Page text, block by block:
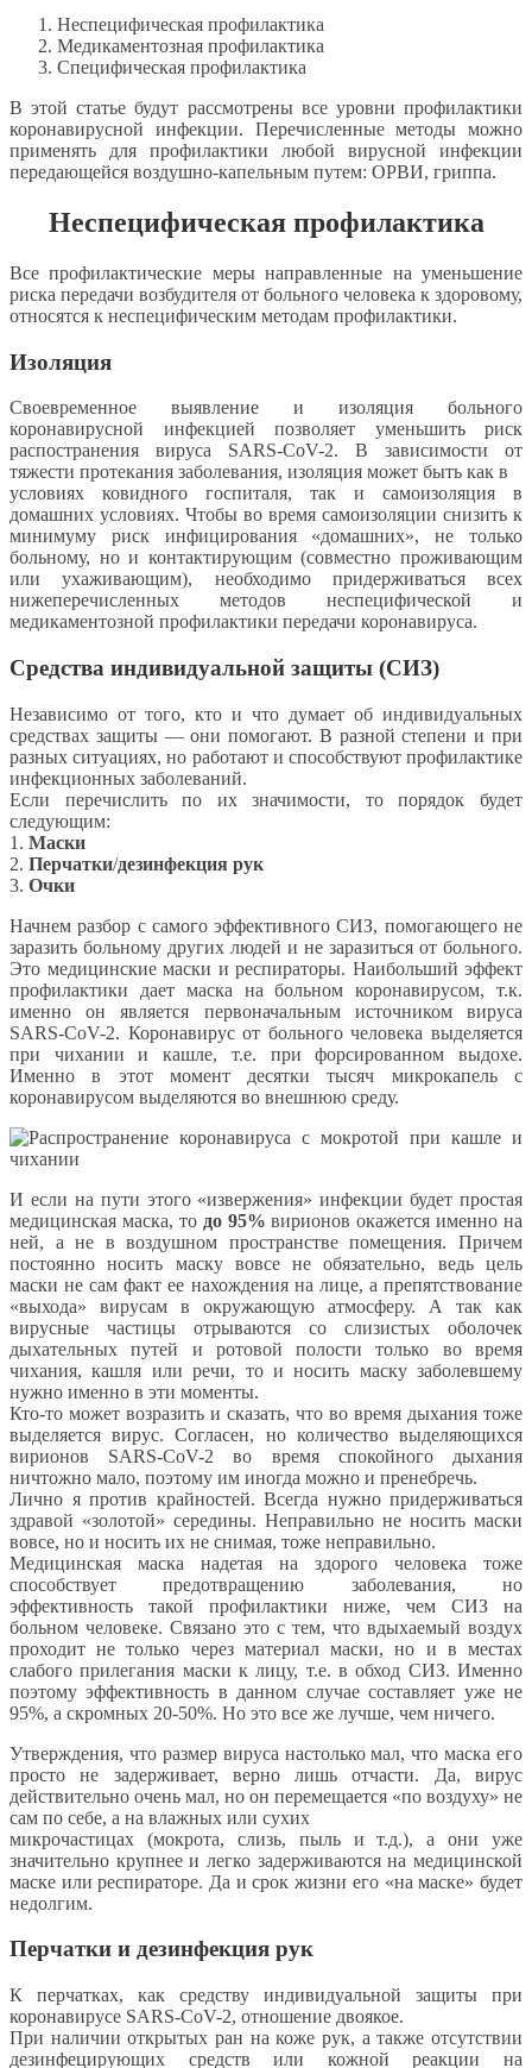
Неспецифическая профилактика
Медикаментозная профилактика
Специфическая профилактика
В этой статье будут рассмотрены все уровни профилактики
коронавирусной инфекции. Перечисленные методы можно
применять для профилактики любой вирусной инфекции
передающейся воздушно-капельным путем: ОРВИ, гриппа.
Неспецифическая профилактика
Все профилактические меры направленные на уменьшение
риска передачи возбудителя от больного человека к здоровому,
относятся к неспецифическим методам профилактики.
Изоляция
Своевременное выявление и изоляция больного
коронавирусной инфекцией позволяет уменьшить риск
распостранения вируса SARS-CoV-2. В зависимости от
тяжести протекания заболевания, изоляция может быть как в
условиях ковидного госпиталя, так и самоизоляция в
домашних условиях. Чтобы во время самоизоляции снизить к
минимуму риск инфицирования «домашних», не только
больному, но и контактирующим (совместно проживающим
или ухаживающим), необходимо придерживаться всех
нижеперечисленных методов неспецифической и
медикаментозной профилактики передачи коронавируса.
Средства индивидуальной защиты (СИЗ)
Независимо от того, кто и что думает об индивидуальных
средствах защиты — они помогают. В разной степени и при
разных ситуациях, но работают и способствуют профилактике
инфекционных заболеваний.
Если перечислить по их значимости, то порядок будет
следующим:
1. Маски
2. Перчатки/дезинфекция рук
3. Очки
Начнем разбор с самого эффективного СИЗ, помогающего не
заразить больному других людей и не заразиться от больного.
Это медицинские маски и респираторы. Наибольший эффект
профилактики дает маска на больном коронавирусом, т.к.
именно он является первоначальным источником вируса
SARS-CoV-2. Коронавирус от больного человека выделяется
при чихании и кашле, т.е. при форсированном выдохе.
Именно в этот момент десятки тысяч микрокапель с
коронавирусом выделяются во внешнюю среду.
И если на пути этого «извержения» инфекции будет простая
медицинская маска, то до 95% вирионов окажется именно на
ней, а не в воздушном пространстве помещения. Причем
постоянно носить маску вовсе не обязательно, ведь цель
маски не сам факт ее нахождения на лице, а препятствование
«выхода» вирусам в окружающую атмосферу. А так как
вирусные частицы отрываются со слизистых оболочек
дыхательных путей и ротовой полости только во время
чихания, кашля или речи, то и носить маску заболевшему
нужно именно в эти моменты.
Кто-то может возразить и сказать, что во время дыхания тоже
выделяется вирус. Согласен, но количество выделяющихся
вирионов SARS-CoV-2 во время спокойного дыхания
ничтожно мало, поэтому им иногда можно и пренебречь.
Лично я против крайностей. Всегда нужно придерживаться
здравой «золотой» середины. Неправильно не носить маски
вовсе, но и носить их не снимая, тоже неправильно.
Медицинская маска надетая на здорого человека тоже
способствует предотвращению заболевания, но
эффективность такой профилактики ниже, чем СИЗ на
больном человеке. Связано это с тем, что вдыхаемый воздух
проходит не только через материал маски, но и в местах
слабого прилегания маски к лицу, т.е. в обход СИЗ. Именно
поэтому эффективность в данном случае составляет уже не
95%, а скромных 20-50%. Но это все же лучше, чем ничего.
Утверждения, что размер вируса настолько мал, что маска его
просто не задерживает, верно лишь отчасти. Да, вирус
действительно очень мал, но он перемещается «по воздуху» не
сам по себе, а на влажных или сухих
микрочастицах (мокрота, слизь, пыль и т.д.), а они уже
значительно крупнее и легко задерживаются на медицинской
маске или респираторе. Да и срок жизни его «на маске» будет
недолгим.
Перчатки и дезинфекция рук
К перчатках, как средству индивидуальной защиты при
коронавирусе SARS-CoV-2, отношение двоякое.
При наличии открытых ран на коже рук, а также отсутствии
дезинфецирующих средств или кожной реакции на